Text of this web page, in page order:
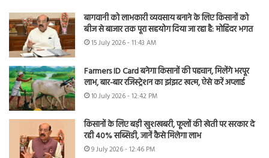
बागवानी को लाभकारी व्यवसाय बनाने के लिए किसानों को
बीज से बाजार तक पूरा सहयोग दिया जा रहा है: मोहिंदर भगत
15 July 2026 - 11:43 AM
Farmers ID Card बनेगा किसानों की पहचान, मिलेंगे भरपूर
लाभ, बार-बार रजिस्ट्रेशन का झंझट खत्म, ऐसे करें अप्लाई
10 July 2026 - 12:42 PM
किसानों के लिए बड़ी खुशखबरी, फूलों की खेती पर सरकार दे
रही 40% सब्सिडी, जानें कैसे मिलेगा लाभ
9 July 2026 - 12:46 PM